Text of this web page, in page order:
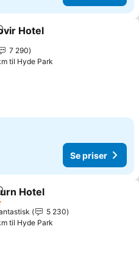
til i favoritter
Hotel
7 290
til Hyde Park
Se priser
til i favoritter
Hotel
5 230
til Hyde Park